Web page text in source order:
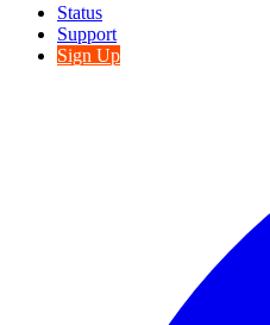
Status
Support
Sign Up